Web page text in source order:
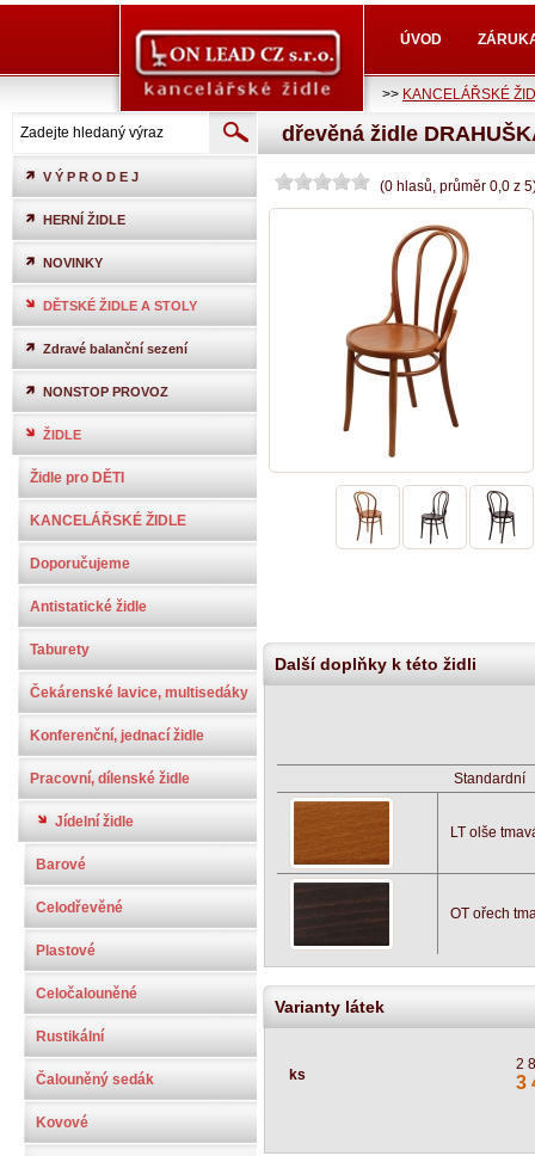
ÚVOD
>> KANCELÁŘSKÉ
V Ý P R O D E J
HERNÍ ŽIDLE
NOVINKY
DĚTSKÉ ŽIDLE A STOLY
Zdravé balanční sezení
NONSTOP PROVOZ
ŽIDLE
Židle pro DĚTI
KANCELÁŘSKÉ ŽIDLE
Doporučujeme
Antistatické židle
Taburety
Čekárenské lavice, multisedáky
Konferenční, jednací židle
Pracovní, dílenské židle
Jídelní židle
Barové
Celodřevěné
Plastové
Celočalouněné
Rustikální
Čalouněný sedák
Kovové
dřevěná židle
(0 hlasů, průměr 0,0 z 5
Další doplňky k této židli
Standardní
LT olše
OT ořech
Varianty látek
ks
2
3